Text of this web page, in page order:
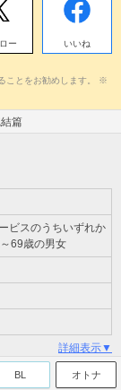
ー いいね
ことをお勧めします。 ※
篇
ビスのうちいずれか
69歳の男女
詳細表示▼
BL オトナ